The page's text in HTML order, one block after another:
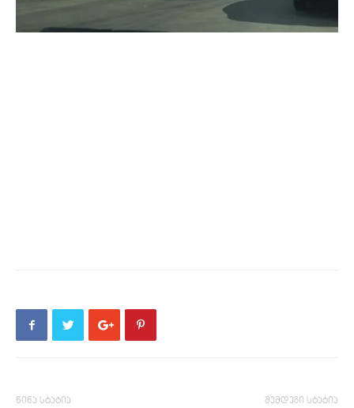
წინა სტატია შემდეგი სტატია